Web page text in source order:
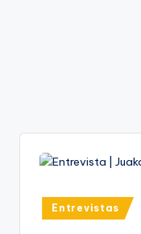
Publicado
en
Entrevistas